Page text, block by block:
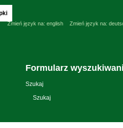
Zmień język na: english Zmień język na:
Formularz
Szukaj